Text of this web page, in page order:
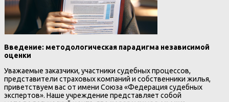
Введение: методологическая парадигма независимой
оценки
Уважаемые заказчики, участники судебных процессов,
представители страховых компаний и собственники жилья,
приветствуем вас от имени Союза «Федерация судебных
экспертов». Наше учреждение представляет собой